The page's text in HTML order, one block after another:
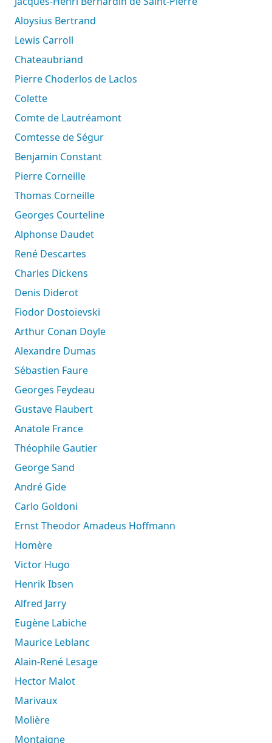
Aloysius Bertrand
Lewis Carroll
Chateaubriand
Pierre Choderlos de Laclos
Colette
Comte de Lautréamont
Comtesse de Ségur
Benjamin Constant
Pierre Corneille
Thomas Corneille
Georges Courteline
Alphonse Daudet
René Descartes
Charles Dickens
Denis Diderot
Fiodor Dostoïevski
Arthur Conan Doyle
Alexandre Dumas
Sébastien Faure
Georges Feydeau
Gustave Flaubert
Anatole France
Théophile Gautier
George Sand
André Gide
Carlo Goldoni
Ernst Theodor Amadeus Hoffmann
Homère
Victor Hugo
Henrik Ibsen
Alfred Jarry
Eugène Labiche
Maurice Leblanc
Alain-René Lesage
Hector Malot
Marivaux
Molière
Montaigne